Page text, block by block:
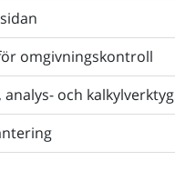
omgivningskontroll
analys- och kalkylverktyg